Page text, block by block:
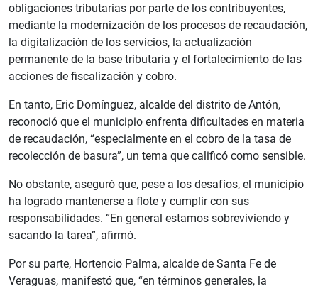
obligaciones tributarias por parte de los contribuyentes,
mediante la modernización de los procesos de recaudación,
la digitalización de los servicios, la actualización
permanente de la base tributaria y el fortalecimiento de las
acciones de fiscalización y cobro.
En tanto, Eric Domínguez, alcalde del distrito de Antón,
reconoció que el municipio enfrenta dificultades en materia
de recaudación, “especialmente en el cobro de la tasa de
recolección de basura”, un tema que calificó como sensible.
No obstante, aseguró que, pese a los desafíos, el municipio
ha logrado mantenerse a flote y cumplir con sus
responsabilidades. “En general estamos sobreviviendo y
sacando la tarea”, afirmó.
Por su parte, Hortencio Palma, alcalde de Santa Fe de
Veraguas, manifestó que, “en términos generales, la